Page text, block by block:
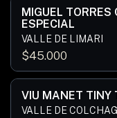
MIGUEL TORRES
ESPECIAL
VALLE DE LIMARI
$45.000
VIU MANET TINY
VALLE DE